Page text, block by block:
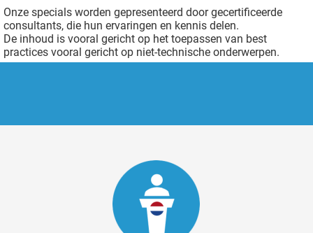
Onze specials worden gepresenteerd door gecertificeerde
consultants, die hun ervaringen en kennis delen.
De inhoud is vooral gericht op het toepassen van best
practices vooral gericht op niet-technische onderwerpen.